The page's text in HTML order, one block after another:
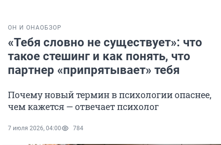
ОН И ОНАОБЗОР
«Тебя словно не существует»: что
такое стешинг и как понять, что
партнер «припрятывает» тебя
Почему новый термин в психологии опаснее,
чем кажется — отвечает психолог
7 июля 2026, 04:00 784